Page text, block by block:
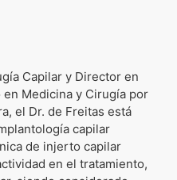
Capilar y Director en
Medicina y Cirugía por
el Dr. de Freitas está
capilar
de injerto capilar
en el tratamiento,